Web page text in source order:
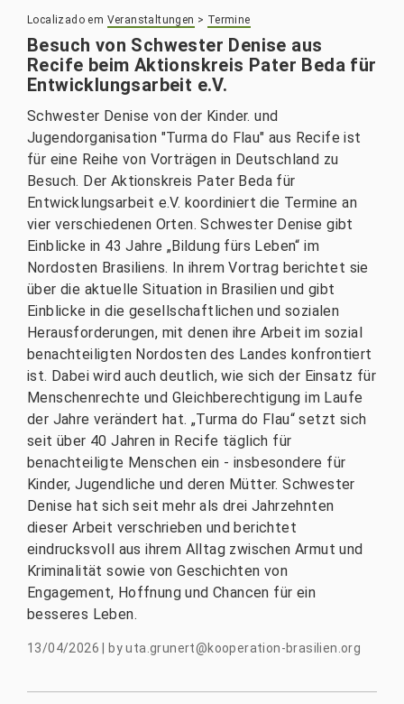
Localizado em Veranstaltungen > Termine
Besuch von Schwester Denise aus
Recife beim Aktionskreis Pater Beda für
Entwicklungsarbeit e.V.
Schwester Denise von der Kinder. und
Jugendorganisation "Turma do Flau" aus Recife ist
für eine Reihe von Vorträgen in Deutschland zu
Besuch. Der Aktionskreis Pater Beda für
Entwicklungsarbeit e.V. koordiniert die Termine an
vier verschiedenen Orten. Schwester Denise gibt
Einblicke in 43 Jahre „Bildung fürs Leben“ im
Nordosten Brasiliens. In ihrem Vortrag berichtet sie
über die aktuelle Situation in Brasilien und gibt
Einblicke in die gesellschaftlichen und sozialen
Herausforderungen, mit denen ihre Arbeit im sozial
benachteiligten Nordosten des Landes konfrontiert
ist. Dabei wird auch deutlich, wie sich der Einsatz für
Menschenrechte und Gleichberechtigung im Laufe
der Jahre verändert hat. „Turma do Flau“ setzt sich
seit über 40 Jahren in Recife täglich für
benachteiligte Menschen ein - insbesondere für
Kinder, Jugendliche und deren Mütter. Schwester
Denise hat sich seit mehr als drei Jahrzehnten
dieser Arbeit verschrieben und berichtet
eindrucksvoll aus ihrem Alltag zwischen Armut und
Kriminalität sowie von Geschichten von
Engagement, Hoffnung und Chancen für ein
besseres Leben.
13/04/2026 byuta.grunert@kooperation-brasilien.org